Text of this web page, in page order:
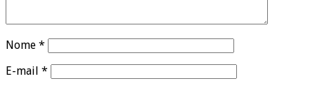
Nome *
E-mail *